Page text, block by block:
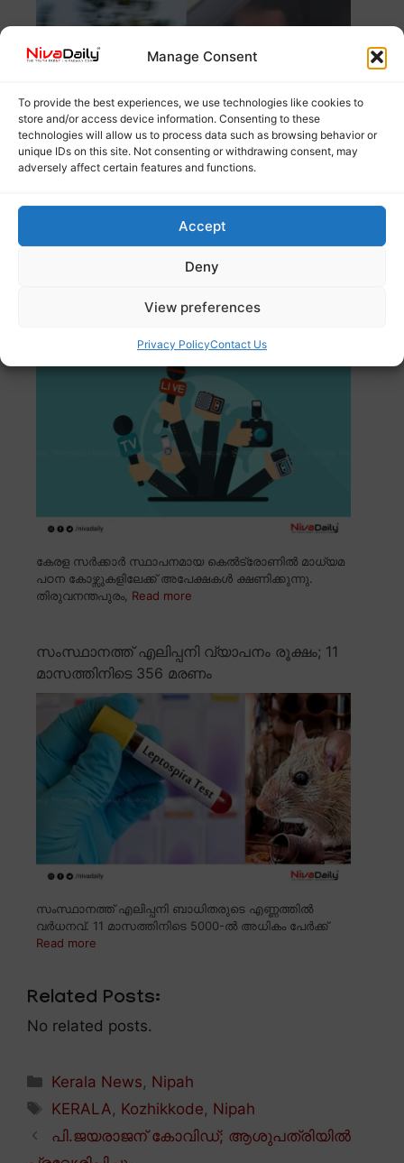
Manage Consent
To provide the best experiences, we use technologies like cookies to
store and/or access device information. Consenting to these
technologies will allow us to process data such as browsing behavior or
unique IDs on this site. Not consenting or withdrawing consent, may
adversely affect certain features and functions.
Accept
Deny
View preferences
Privacy PolicyContact Us
ജാമ്യാപേക്ഷ പരിഗണിക്കാനിരിക്കെ, കേസ് അടച്ചിട്ട
അപേക്ഷിക്കാം; അവസാന തീയതി ഡിസംബർ
കേരള സർക്കാർ സ്ഥാപനമായ കെൽട്രോണിൽ മാധ്യമ
പഠന കോഴ്സുകളിലേക്ക് അപേക്ഷകൾ ക്ഷണിക്കുന്നു.
തിരുവനന്തപുരം, Read more
സംസ്ഥാനത്ത് എലിപ്പനി വ്യാപനം രൂക്ഷം; 11
മാസത്തിനിടെ 356 മരണം
സംസ്ഥാനത്ത് എലിപ്പനി ബാധിതരുടെ എണ്ണത്തിൽ
വർധനവ്. 11 മാസത്തിനിടെ 5000-ൽ അധികം പേർക്ക്
Read more
Related Posts:
No related posts.
Categories
Kerala News, Nipah
Tags
KERALA, Kozhikkode, Nipah
പി.ജയരാജന് കോവിഡ്; ആശുപത്രിയിൽ